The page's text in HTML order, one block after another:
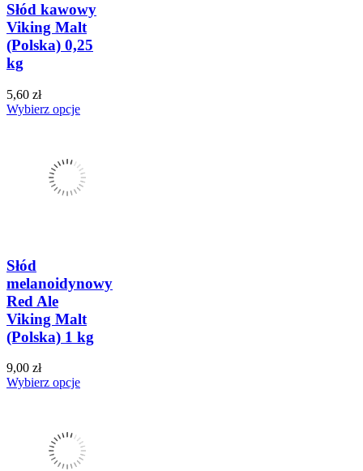
Słód kawowy
Viking Malt
(Polska) 0,25
kg
5,60 zł
Wybierz opcje
Słód
melanoidynowy
Red Ale
Viking Malt
(Polska) 1 kg
9,00 zł
Wybierz opcje